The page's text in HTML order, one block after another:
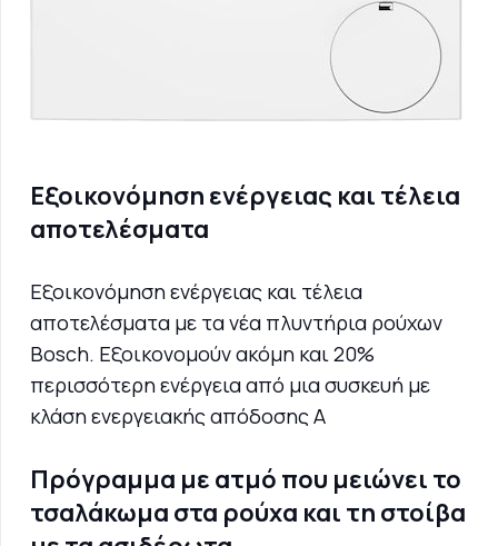
Εξοικονόμηση ενέργειας και τέλεια
αποτελέσματα
Εξοικονόμηση ενέργειας και τέλεια
αποτελέσματα με τα νέα πλυντήρια ρούχων
Bosch. Εξοικονομούν ακόμη και 20%
περισσότερη ενέργεια από μια συσκευή με
κλάση ενεργειακής απόδοσης Α
Πρόγραμμα με ατμό που μειώνει το
τσαλάκωμα στα ρούχα και τη στοίβα